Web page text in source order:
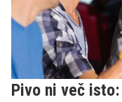
Pivo ni več